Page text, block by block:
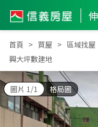
首頁 買屋 區域找屋
興大坪數建地
圖片 1/1 格局圖